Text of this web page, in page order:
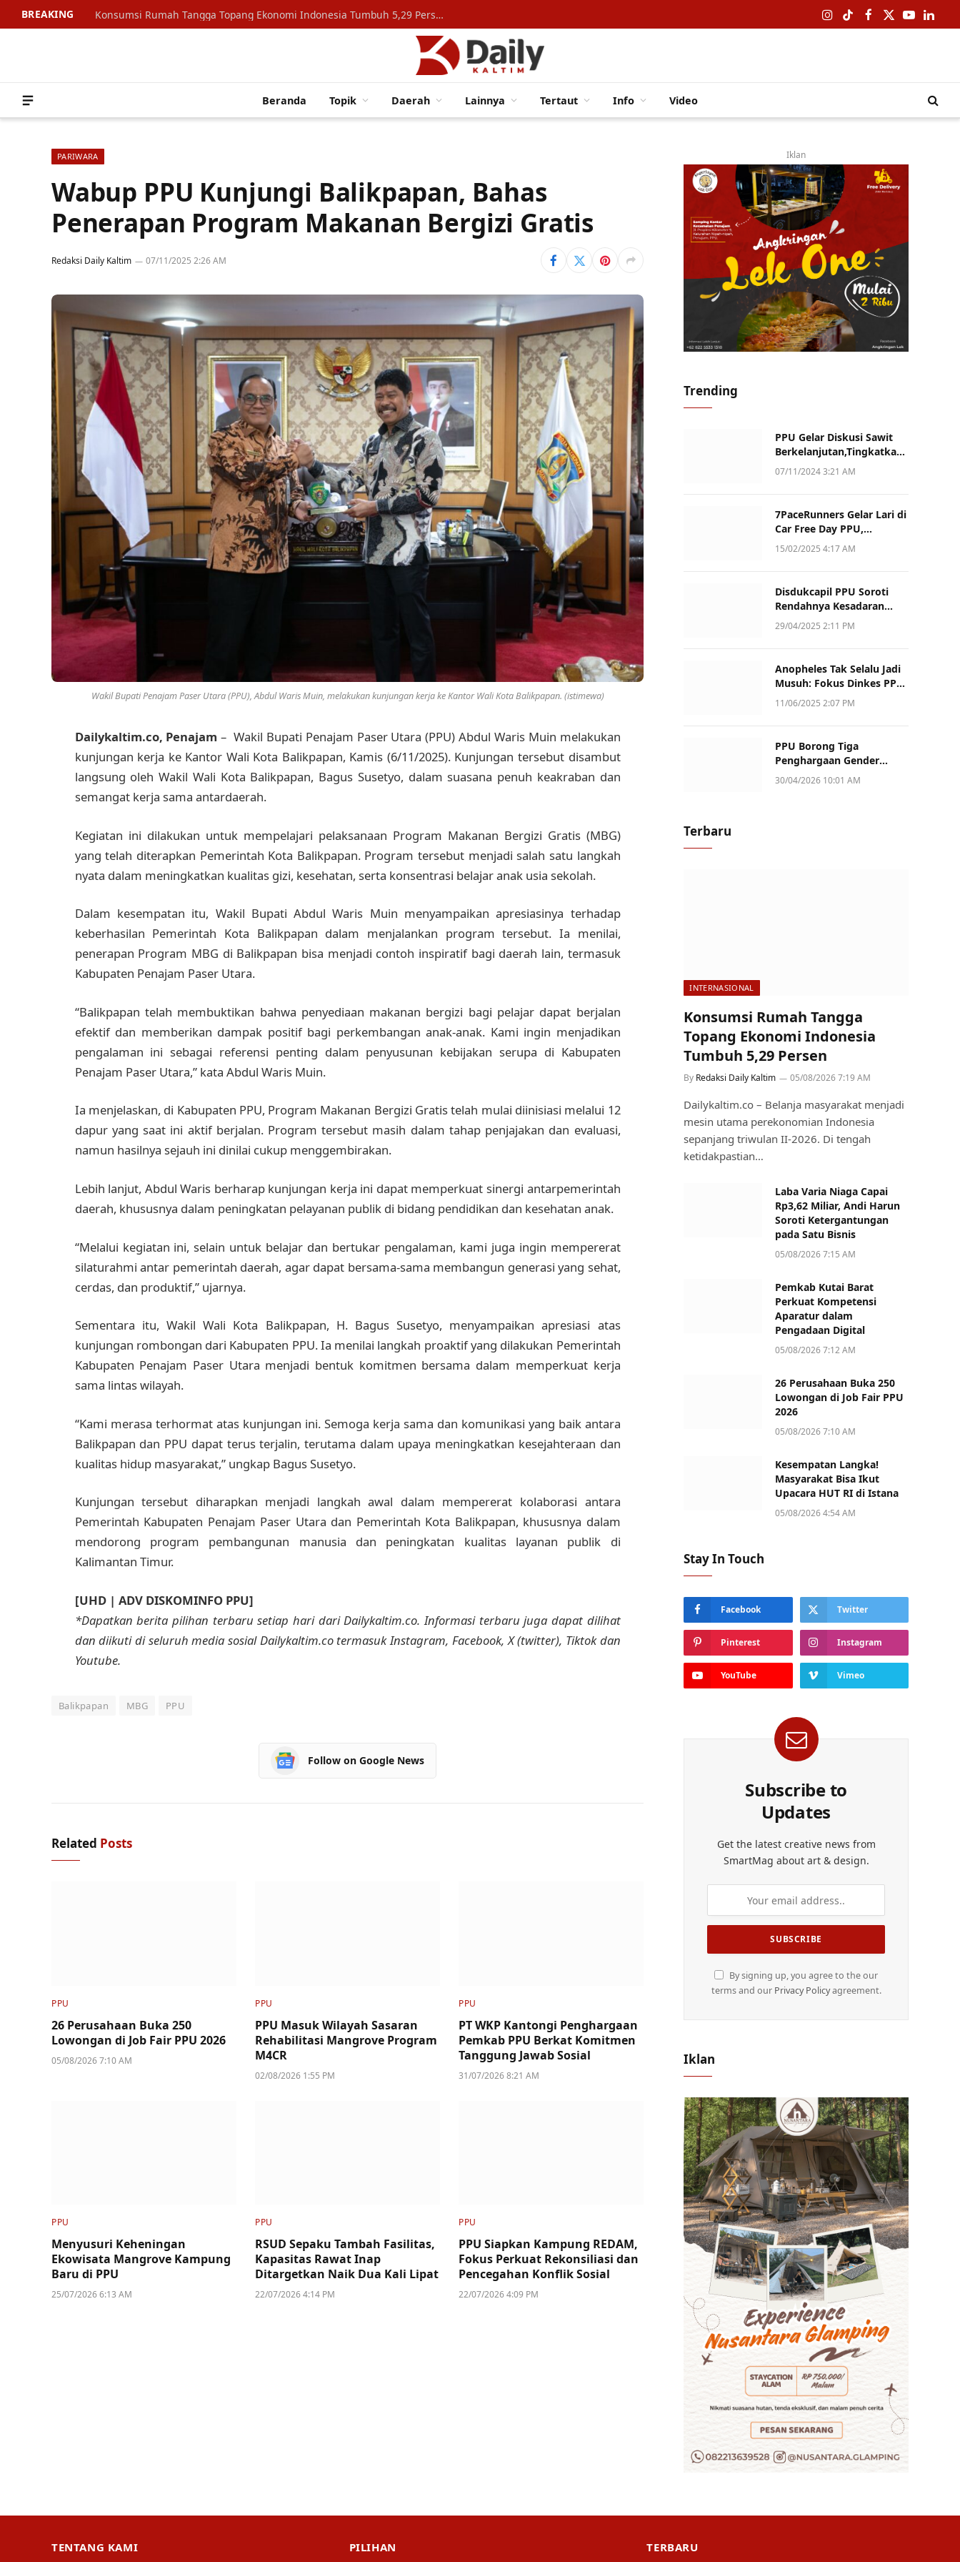
BREAKING Konsumsi Rumah Tangga Topang Ekonomi Indonesia Tumbuh 5,29 Persen Instagram
TikTokFacebook
X
YouTube
Beranda Topik Daerah Lainnya Tertaut Info Video
PARIWARA
Wabup PPU Kunjungi Balikpapan, Bahas
Penerapan Program Makanan Bergizi Gratis
Redaksi Daily Kaltim 07/11/2025 2:26 AM
Wakil Bupati Penajam Paser Utara (PPU), Abdul Waris Muin, melakukan kunjungan kerja ke Kantor Wali Kota Balikpapan. (istimewa)
Dailykaltim.co, Penajam– Wakil Bupati Penajam Paser Utara (PPU) Abdul Waris Muin melakukan
kunjungan kerja ke Kantor Wali Kota Balikpapan, Kamis (6/11/2025). Kunjungan tersebut disambut
langsung oleh Wakil Wali Kota Balikpapan, Bagus Susetyo, dalam suasana penuh keakraban dan
semangat kerja sama antardaerah.
Kegiatan ini dilakukan untuk mempelajari pelaksanaan Program Makanan Bergizi Gratis (MBG)
yang telah diterapkan Pemerintah Kota Balikpapan. Program tersebut menjadi salah satu langkah
nyata dalam meningkatkan kualitas gizi, kesehatan, serta konsentrasi belajar anak usia sekolah.
Dalam kesempatan itu, Wakil Bupati Abdul Waris Muin menyampaikan apresiasinya terhadap
keberhasilan Pemerintah Kota Balikpapan dalam menjalankan program tersebut. Ia menilai,
penerapan Program MBG di Balikpapan bisa menjadi contoh inspiratif bagi daerah lain, termasuk
Kabupaten Penajam Paser Utara.
“Balikpapan telah membuktikan bahwa penyediaan makanan bergizi bagi pelajar dapat berjalan
efektif dan memberikan dampak positif bagi perkembangan anak-anak. Kami ingin menjadikan
pengalaman ini sebagai referensi penting dalam penyusunan kebijakan serupa di Kabupaten
Penajam Paser Utara,” kata Abdul Waris Muin.
Ia menjelaskan, di Kabupaten PPU, Program Makanan Bergizi Gratis telah mulai diinisiasi melalui 12
dapur yang saat ini aktif berjalan. Program tersebut masih dalam tahap penjajakan dan evaluasi,
namun hasilnya sejauh ini dinilai cukup menggembirakan.
Lebih lanjut, Abdul Waris berharap kunjungan kerja ini dapat memperkuat sinergi antarpemerintah
daerah, khususnya dalam peningkatan pelayanan publik di bidang pendidikan dan kesehatan anak.
“Melalui kegiatan ini, selain untuk belajar dan bertukar pengalaman, kami juga ingin mempererat
silaturahmi antar pemerintah daerah, agar dapat bersama-sama membangun generasi yang sehat,
cerdas, dan produktif,” ujarnya.
Sementara itu, Wakil Wali Kota Balikpapan, H. Bagus Susetyo, menyampaikan apresiasi atas
kunjungan rombongan dari Kabupaten PPU. Ia menilai langkah proaktif yang dilakukan Pemerintah
Kabupaten Penajam Paser Utara menjadi bentuk komitmen bersama dalam memperkuat kerja
sama lintas wilayah.
“Kami merasa terhormat atas kunjungan ini. Semoga kerja sama dan komunikasi yang baik antara
Balikpapan dan PPU dapat terus terjalin, terutama dalam upaya meningkatkan kesejahteraan dan
kualitas hidup masyarakat,” ungkap Bagus Susetyo.
Kunjungan tersebut diharapkan menjadi langkah awal dalam mempererat kolaborasi antara
Pemerintah Kabupaten Penajam Paser Utara dan Pemerintah Kota Balikpapan, khususnya dalam
mendorong program pembangunan manusia dan peningkatan kualitas layanan publik di
Kalimantan Timur.
[UHD | ADV DISKOMINFO PPU]
*Dapatkan berita pilihan terbaru setiap hari dari Dailykaltim.co. Informasi terbaru juga dapat dilihat
dan diikuti di seluruh media sosial Dailykaltim.co termasuk Instagram, Facebook, X (twitter), Tiktok dan
Youtube.
Balikpapan MBG PPU
Follow on Google News
Related Posts
PPU
26 Perusahaan Buka 250
Lowongan di Job Fair PPU 2026
05/08/2026 7:10 AM
PPU
PPU Masuk Wilayah Sasaran
Rehabilitasi Mangrove Program
M4CR
02/08/2026 1:55 PM
PPU
PT WKP Kantongi Penghargaan
Pemkab PPU Berkat Komitmen
Tanggung Jawab Sosial
31/07/2026 8:21 AM
PPU
Menyusuri Keheningan
Ekowisata Mangrove Kampung
Baru di PPU
25/07/2026 6:13 AM
PPU
RSUD Sepaku Tambah Fasilitas,
Kapasitas Rawat Inap
Ditargetkan Naik Dua Kali Lipat
22/07/2026 4:14 PM
PPU
PPU Siapkan Kampung REDAM,
Fokus Perkuat Rekonsiliasi dan
Pencegahan Konflik Sosial
22/07/2026 4:09 PM
Iklan
Trending
PPU Gelar Diskusi Sawit
Berkelanjutan,Tingkatkan
Daya Saing dan Kualitas
07/11/2024 3:21 AM
7PaceRunners Gelar Lari di
Car Free Day PPU,
Kampanye Gaya Hidup
15/02/2025 4:17 AM
Disdukcapil PPU Soroti
Rendahnya Kesadaran
Warga Soal Pelaporan
29/04/2025 2:11 PM
Anopheles Tak Selalu Jadi
Musuh: Fokus Dinkes PPU
Kini ke Penularan Aktif di
11/06/2025 2:07 PM
PPU Borong Tiga
Penghargaan Gender
Champion Kaltim 2026,
30/04/2026 10:01 AM
Terbaru
INTERNASIONAL
Konsumsi Rumah Tangga
Topang Ekonomi Indonesia
Tumbuh 5,29 Persen
By Redaksi Daily Kaltim 05/08/2026 7:19 AM
Dailykaltim.co – Belanja masyarakat menjadi
mesin utama perekonomian Indonesia
sepanjang triwulan II-2026. Di tengah
ketidakpastian…
Laba Varia Niaga Capai
Rp3,62 Miliar, Andi Harun
Soroti Ketergantungan
pada Satu Bisnis
05/08/2026 7:15 AM
Pemkab Kutai Barat
Perkuat Kompetensi
Aparatur dalam
Pengadaan Digital
05/08/2026 7:12 AM
26 Perusahaan Buka 250
Lowongan di Job Fair PPU
2026
05/08/2026 7:10 AM
Kesempatan Langka!
Masyarakat Bisa Ikut
Upacara HUT RI di Istana
05/08/2026 4:54 AM
Stay In Touch
Facebook Twitter
Pinterest Instagram
YouTube Vimeo
Subscribe to
Updates
Get the latest creative news from
SmartMag about art & design.
By signing up, you agree to the our
terms and our Privacy Policyagreement.
Iklan
TENTANG KAMI PILIHAN TERBARU